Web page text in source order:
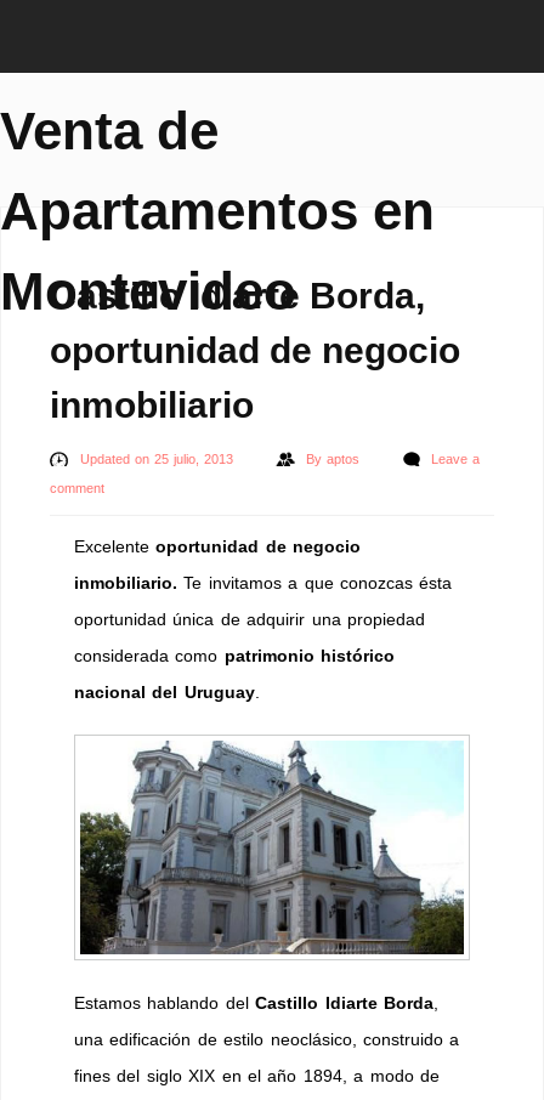
Venta de
Apartamentos en
Montevideo
Castillo Idiarte Borda,
oportunidad de negocio
inmobiliario
Updated on 25 julio, 2013 By aptos
Leave a
comment
Excelenteoportunidad de negocio
inmobiliario.Te invitamos a que conozcas ésta
oportunidad única de adquirir una propiedad
considerada como patrimonio histórico
nacional del Uruguay.
Estamos hablando delCastillo Idiarte Borda
una edificación de estilo neoclásico, construido a
fines del siglo XIX en el año 1894, a modo de